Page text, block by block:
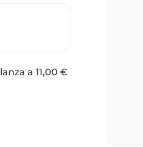
a 11,00 €